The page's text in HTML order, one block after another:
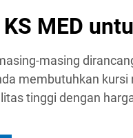
MED
masing
membutuhkan
tinggi dengan